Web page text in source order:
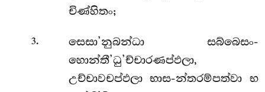
චිණ්හිතං;
3.
සෙසා’නුබන්ධා සබ්බෙසං-
හොන්තී’ධු’ච්චාරණප්ඵලා,
උච්චාවචප්ඵලා භාස-න්තරම්පත්වා භ